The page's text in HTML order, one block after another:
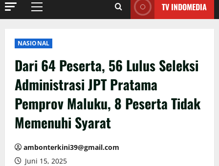
TV INDOMEDIA
NASIONAL
Dari 64 Peserta, 56 Lulus Seleksi
Administrasi JPT Pratama
Pemprov Maluku, 8 Peserta Tidak
Memenuhi Syarat
ambonterkini39@gmail.com
Juni 15, 2025